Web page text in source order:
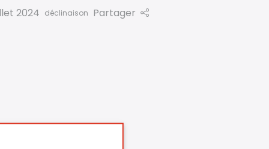
2024 déclinaison Partager